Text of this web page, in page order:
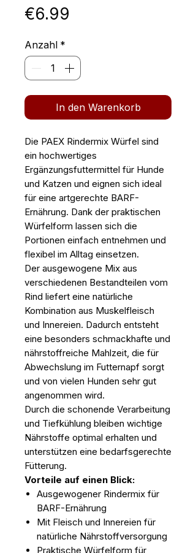
€6.99
Anzahl *
In den Warenkorb
Die PAEX Rindermix Würfel sind
ein hochwertiges
Ergänzungsfuttermittel für Hunde
und Katzen und eignen sich ideal
für eine artgerechte BARF-
Ernährung. Dank der praktischen
Würfelform lassen sich die
Portionen einfach entnehmen und
flexibel im Alltag einsetzen.
Der ausgewogene Mix aus
verschiedenen Bestandteilen vom
Rind liefert eine natürliche
Kombination aus Muskelfleisch
und Innereien. Dadurch entsteht
eine besonders schmackhafte und
nährstoffreiche Mahlzeit, die für
Abwechslung im Futternapf sorgt
und von vielen Hunden sehr gut
angenommen wird.
Durch die schonende Verarbeitung
und Tiefkühlung bleiben wichtige
Nährstoffe optimal erhalten und
unterstützen eine bedarfsgerechte
Fütterung.
Vorteile auf einen Blick:
Ausgewogener Rindermix für
BARF-Ernährung
Mit Fleisch und Innereien für
natürliche Nährstoffversorgung
Praktische Würfelform für